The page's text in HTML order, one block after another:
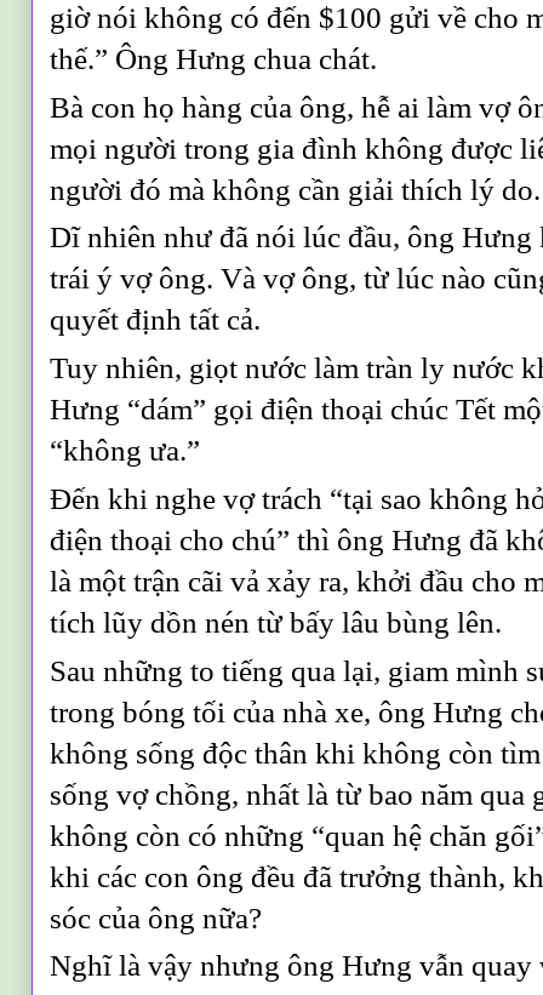
giờ nói không có đến $100 gửi về cho
thế.” Ông Hưng chua chát.
Bà con họ hàng của ông, hễ ai làm vợ
mọi người trong gia đình không được
người đó mà không cần giải thích lý do.
Dĩ nhiên như đã nói lúc đầu, ông
trái ý vợ ông. Và vợ ông, từ lúc nào
quyết định tất cả.
Tuy nhiên, giọt nước làm tràn ly nước
Hưng “dám” gọi điện thoại chúc Tết
“không ưa.”
Đến khi nghe vợ trách “tại sao không
điện thoại cho chú” thì ông Hưng đã
là một trận cãi vả xảy ra, khởi đầu cho
tích lũy dồn nén từ bấy lâu bùng lên.
Sau những to tiếng qua lại, giam mình
trong bóng tối của nhà xe, ông Hưng
không sống độc thân khi không còn
sống vợ chồng, nhất là từ bao năm qua
không còn có những “quan hệ chăn
khi các con ông đều đã trưởng thành,
sóc của ông nữa?
Nghĩ là vậy nhưng ông Hưng vẫn